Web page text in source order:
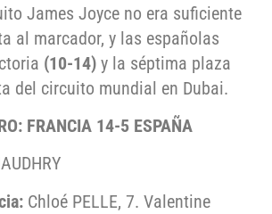
James Joyce no era suficiente
al marcador, y las españolas
(10-14) y la séptima plaza
del circuito mundial en Dubai.
FRANCIA 14-5 ESPAÑA
Chloé PELLE, 7. Valentine